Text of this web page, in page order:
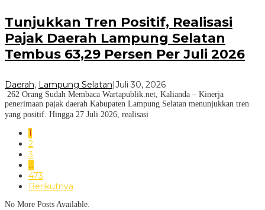
Tunjukkan Tren Positif, Realisasi
Pajak Daerah Lampung Selatan
Tembus 63,29 Persen Per Juli 2026
Daerah, Lampung Selatan Juli 30, 2026
262 Orang Sudah Membaca Wartapublik.net, Kalianda – Kinerja
penerimaan pajak daerah Kabupaten Lampung Selatan menunjukkan tren
yang positif. Hingga 27 Juli 2026, realisasi
1
2
3
…
473
Berikutnya
No More Posts Available.